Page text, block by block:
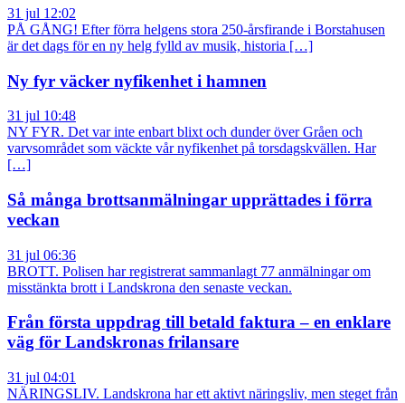
31 jul 12:02
PÅ GÅNG! Efter förra helgens stora 250-årsfirande i Borstahusen
är det dags för en ny helg fylld av musik, historia […]
Ny fyr väcker nyfikenhet i hamnen
31 jul 10:48
NY FYR. Det var inte enbart blixt och dunder över Gråen och
varvsområdet som väckte vår nyfikenhet på torsdagskvällen. Har
[…]
Så många brottsanmälningar upprättades i förra
veckan
31 jul 06:36
BROTT. Polisen har registrerat sammanlagt 77 anmälningar om
misstänkta brott i Landskrona den senaste veckan.
Från första uppdrag till betald faktura – en enklare
väg för Landskronas frilansare
31 jul 04:01
NÄRINGSLIV. Landskrona har ett aktivt näringsliv, men steget från